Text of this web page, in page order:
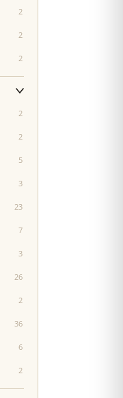
2
2
2
2
2
5
3
23
7
3
26
2
36
6
2